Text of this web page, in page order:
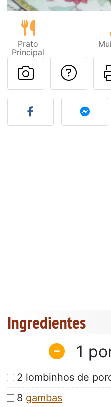
Prato
Principal
Fez esta
Ingredientes
1
2 lombinhos de
8 gambas